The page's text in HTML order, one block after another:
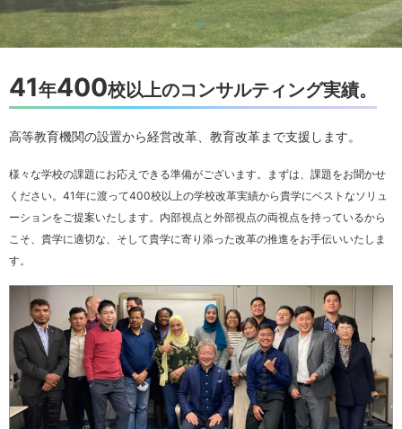
41年400校以上のコンサルティング実績。
高等教育機関の設置から経営改革、教育改革まで支援します。
様々な学校の課題にお応えできる準備がございます。まずは、課題をお聞かせ
ください。41年に渡って400校以上の学校改革実績から貴学にベストなソリュ
ーションをご提案いたします。内部視点と外部視点の両視点を持っているから
こそ、貴学に適切な、そして貴学に寄り添った改革の推進をお手伝いいたしま
す。